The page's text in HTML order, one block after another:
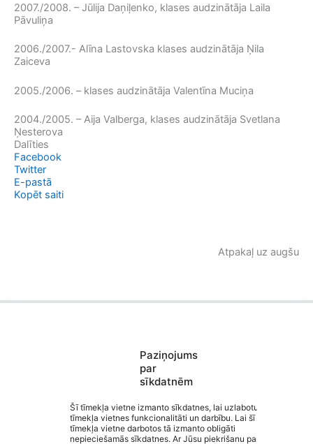
Paziņojums
par
sīkdatnēm
Šī tīmekļa vietne izmanto sīkdatnes, lai uzlabotu
tīmekļa vietnes funkcionalitāti un darbību. Lai šī
tīmekļa vietne darbotos tā izmanto obligāti
nepieciešamās sīkdatnes. Ar Jūsu piekrišanu papildus
2007./2008. – Jūlija Daņiļenko, klases audzinātāja Laila
Pāvuliņa
2006./2007.- Alīna Lastovska klases audzinātāja Ņila
Zaiceva
2005./2006. – klases audzinātāja Valentīna Muciņa
2004./2005. – Aija Valberga, klases audzinātāja Svetlana
Ņesterova
Dalīties
Facebook
Twitter
E-pastā
Kopēt saiti
Atpakaļ uz augšu
Saziņa